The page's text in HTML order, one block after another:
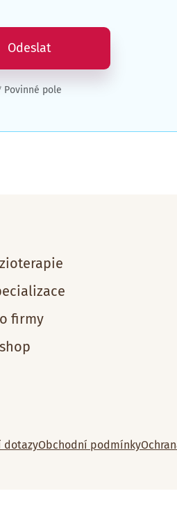
Odeslat
Povinné pole
firmy
dotazyObchodní podmínky